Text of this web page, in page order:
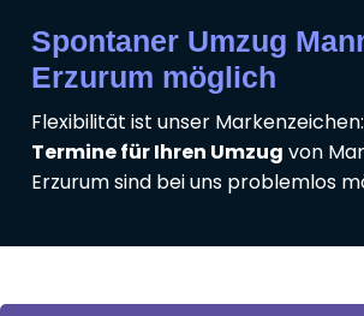
Spontaner Umzug
Erzurum möglich
Flexibilität ist unser Markenzeichen:
Termine für Ihren Umzug von
Erzurum sind bei uns problemlos